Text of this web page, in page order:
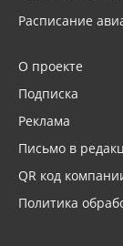
Расписание
О проекте
Подписка
Реклама
Письмо в
QR код
Политика